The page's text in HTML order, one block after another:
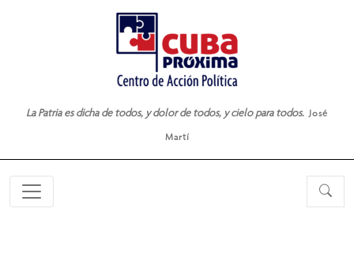
La Patria es dicha de todos, y dolor de todos, y cielo para todos. José
Martí